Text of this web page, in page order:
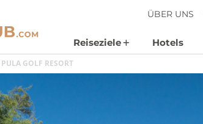
ÜBER UNS
Reiseziele Hotels
PULA GOLF RESORT